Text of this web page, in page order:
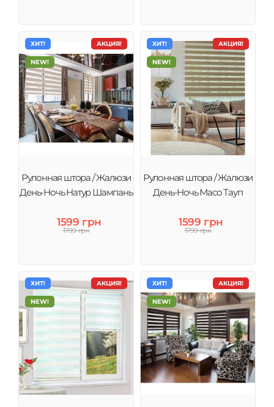
АКЦИЯ!
ХИТ!
NEW!
Рулонная штора / Жалюзи
День-Ночь Натур Шампань
1599 грн
1799 грн
АКЦИЯ!
ХИТ!
NEW!
Рулонная штора / Жалюзи
День-Ночь Масо Тауп
1599 грн
1799 грн
АКЦИЯ!
ХИТ!
NEW!
АКЦИЯ!
ХИТ!
NEW!